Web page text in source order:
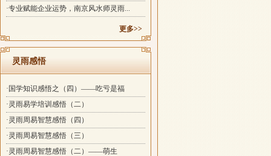
·专业赋能企业运势，南京风水师灵雨...
更多>>
灵雨感悟
·国学知识感悟之（四）——吃亏是福
·灵雨易学培训感悟（二）
·灵雨周易智慧感悟（四）
·灵雨周易智慧感悟（三）
·灵雨周易智慧感悟（二）——萌生